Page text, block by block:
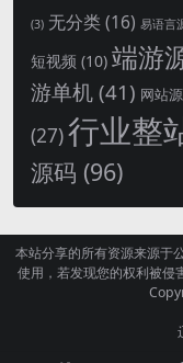
(3) 无分类(16) 易语言
短视频 (10) 端游
游单机 (41) 网站
(27)行业整
源码 (96)
本站分享的所有资源来源于
使用，若发现您的权利被